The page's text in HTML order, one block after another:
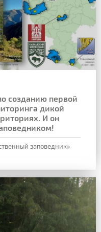
созданию первой
дикой
И он
заповедник»